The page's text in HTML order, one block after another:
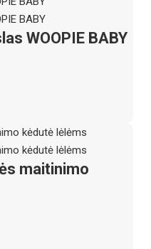
WOOPIE BABY
maitinimo